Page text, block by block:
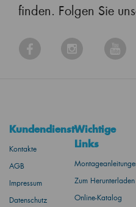
finden. Folgen Sie
Kundendienst
Kontakte
AGB
Impressum
Datenschutz
Wichtige
Links
Zum Herunterladen
Online-Katalog